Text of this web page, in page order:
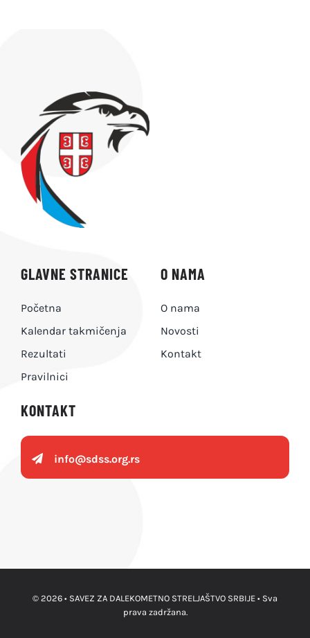
GLAVNE STRANICE
Početna
Kalendar takmičenja
Rezultati
Pravilnici
O NAMA
O nama
Novosti
Kontakt
KONTAKT
info@sdss.org.rs
© 2026 • SAVEZ ZA DALEKOMETNO STRELJAŠTVO SRBIJE • Sva
prava zadržana.